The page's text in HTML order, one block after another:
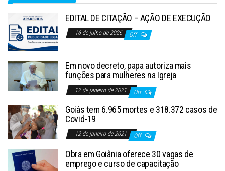
EDITAL DE CITAÇÃO – AÇÃO DE EXECUÇÃO
16 de julho de 2026 Off
Em novo decreto, papa autoriza mais
funções para mulheres na Igreja
12 de janeiro de 2021 Off
Goiás tem 6.965 mortes e 318.372 casos de
Covid-19
12 de janeiro de 2021 Off
Obra em Goiânia oferece 30 vagas de
emprego e curso de capacitação